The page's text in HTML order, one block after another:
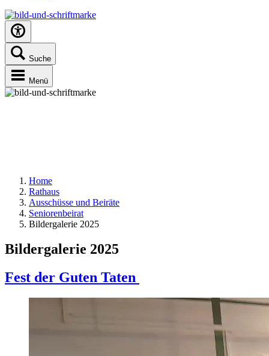
Suche
Menü
Home
Rathaus
Ausschüsse und Beiräte
Seniorenbeirat
Bildergalerie 2025
Bildergalerie 2025
Fest der Guten Taten